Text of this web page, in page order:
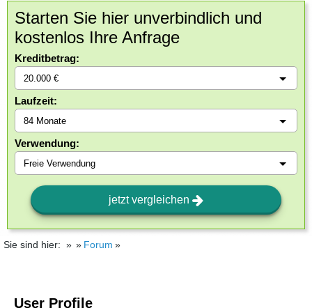
Starten Sie hier unverbindlich und
kostenlos Ihre Anfrage
Kreditbetrag:
Laufzeit:
Verwendung:
jetzt vergleichen
Sie sind hier: Forum
User Profile